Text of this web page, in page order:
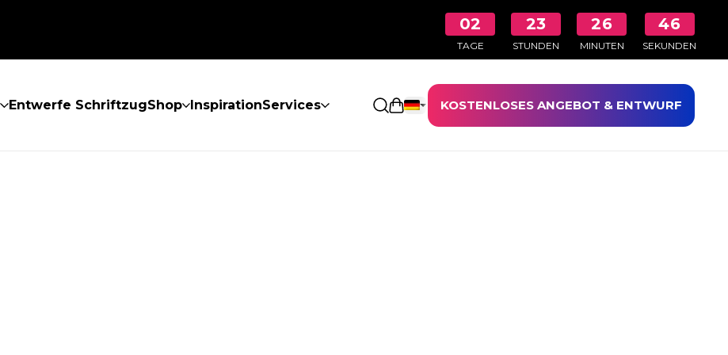
02
TAGE
23
STUNDEN
26
MINUTEN
46
SEKUNDEN
Entwerfe SchriftzugShop InspirationServices Einkaufswagen öffnen
KOSTENLOSES ANGEBOT & ENTWURF